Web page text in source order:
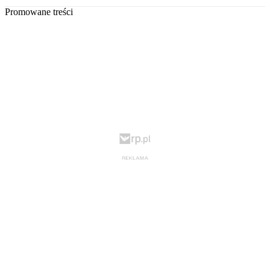
Promowane treści